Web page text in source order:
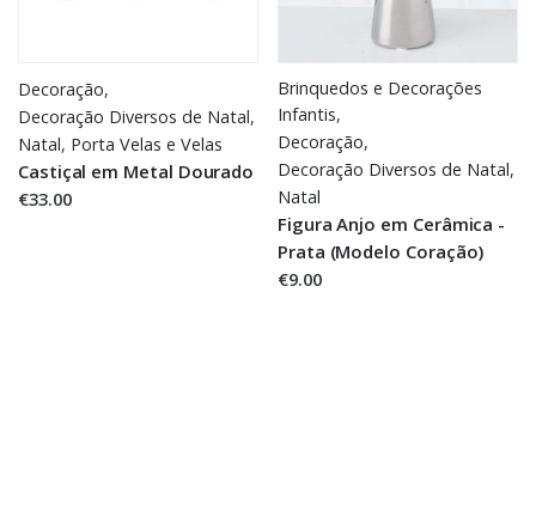
Decoração,
Decoração Diversos de Natal,
Natal, Porta Velas e Velas
Castiçal em Metal Dourado
€33.00
Brinquedos e Decorações
Infantis,
Decoração,
Decoração Diversos de Natal,
Natal
Figura Anjo em Cerâmica -
Prata (Modelo Coração)
€9.00